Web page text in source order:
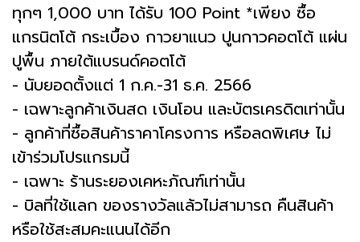
ทุกๆ 1,000 บาท ได้รับ 100 Point *เพียง ซื้อ
แกรนิตโต้ กระเบื้อง กาวยาแนว ปูนกาวคอตโต้ แผ่น
ปูพื้น ภายใต้แบรนด์คอตโต้
- นับยอดตั้งแต่ 1 ก.ค.-31 ธ.ค. 2566
- เฉพาะลูกค้าเงินสด เงินโอน และบัตรเครดิตเท่านั้น
- ลูกค้าที่ซื้อสินค้าราคาโครงการ หรือลดพิเศษ ไม่
เข้าร่วมโปรแกรมนี้
- เฉพาะ ร้านระยองเคหะภัณฑ์เท่านั้น
- บิลที่ใช้แลก ของรางวัลแล้วไม่สามารถ คืนสินค้า
หรือใช้สะสมคะแนนได้อีก